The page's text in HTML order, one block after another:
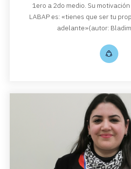
1ero a 2do medio. Su
LABAP es: «tienes que ser tu
adelante»(autor: